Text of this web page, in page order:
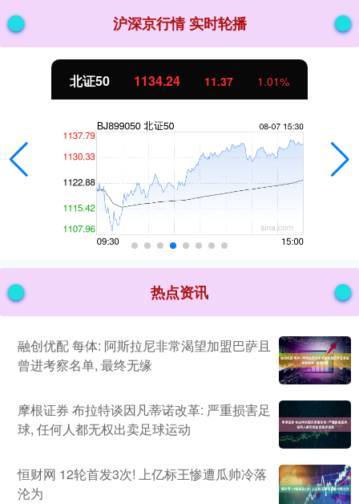
沪深京行情 实时轮播
北证50 1134.24 11.37 1.01%
热点资讯
融创优配 每体: 阿斯拉尼非常渴望加盟巴萨且
曾进考察名单, 最终无缘
摩根证券 布拉特谈因凡蒂诺改革: 严重损害足
球, 任何人都无权出卖足球运动
恒财网 12轮首发3次! 上亿标王惨遭瓜帅冷落
沦为